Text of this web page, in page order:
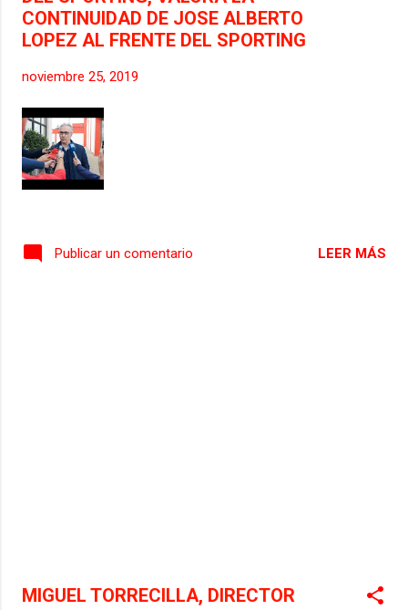
CONTINUIDAD DE JOSE ALBERTO
LOPEZ AL FRENTE DEL SPORTING
noviembre 25, 2019
Publicar un comentario LEER MÁS
MIGUEL TORRECILLA, DIRECTOR